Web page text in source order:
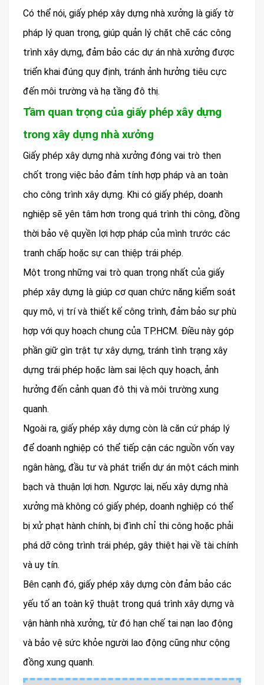
Có thể nói, giấy phép xây dựng nhà xưởng là giấy tờ
pháp lý quan trọng, giúp quản lý chặt chẽ các công
trình xây dựng, đảm bảo các dự án nhà xưởng được
triển khai đúng quy định, tránh ảnh hưởng tiêu cực
đến môi trường và hạ tầng đô thị.
Tầm quan trọng của giấy phép xây dựng
trong xây dựng nhà xưởng
Giấy phép xây dựng nhà xưởng đóng vai trò then
chốt trong việc bảo đảm tính hợp pháp và an toàn
cho công trình xây dựng. Khi có giấy phép, doanh
nghiệp sẽ yên tâm hơn trong quá trình thi công, đồng
thời bảo vệ quyền lợi hợp pháp của mình trước các
tranh chấp hoặc sự can thiệp trái phép.
Một trong những vai trò quan trọng nhất của giấy
phép xây dựng là giúp cơ quan chức năng kiểm soát
quy mô, vị trí và thiết kế công trình, đảm bảo sự phù
hợp với quy hoạch chung của TP.HCM. Điều này góp
phần giữ gìn trật tự xây dựng, tránh tình trạng xây
dựng trái phép hoặc làm sai lệch quy hoạch, ảnh
hưởng đến cảnh quan đô thị và môi trường xung
quanh.
Ngoài ra, giấy phép xây dựng còn là căn cứ pháp lý
để doanh nghiệp có thể tiếp cận các nguồn vốn vay
ngân hàng, đầu tư và phát triển dự án một cách minh
bạch và thuận lợi hơn. Ngược lại, nếu xây dựng nhà
xưởng mà không có giấy phép, doanh nghiệp có thể
bị xử phạt hành chính, bị đình chỉ thi công hoặc phải
phá dỡ công trình trái phép, gây thiệt hại về tài chính
và uy tín.
Bên cạnh đó, giấy phép xây dựng còn đảm bảo các
yếu tố an toàn kỹ thuật trong quá trình xây dựng và
vận hành nhà xưởng, từ đó hạn chế tai nạn lao động
và bảo vệ sức khỏe người lao động cũng như cộng
đồng xung quanh.